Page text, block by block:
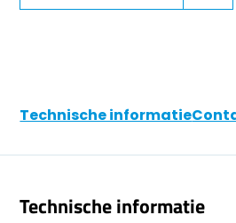
Technische informatie
Technische informatie